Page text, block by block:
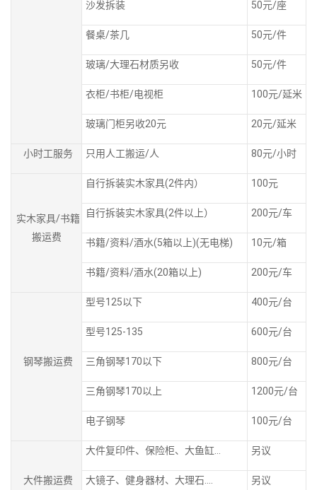
沙发拆装 50元/座
餐桌/茶几 50元/件
玻璃/大理石材质另收 50元/件
衣柜/书柜/电视柜 100元/延米
玻璃门柜另收20元 20元/延米
小时工服务 只用人工搬运/人 80元/小时
实木家具/书籍
搬运费
自行拆装实木家具(2件内） 100元
自行拆装实木家具(2件以上） 200元/车
书籍/资料/酒水(5箱以上)(无电梯) 10元/箱
书籍/资料/酒水(20箱以上) 200元/车
钢琴搬运费
型号125以下 400元/台
型号125-135 600元/台
三角钢琴170以下 800元/台
三角钢琴170以上 1200元/台
电子钢琴 100元/台
大件搬运费
大件复印件、保险柜、大鱼缸... 另议
大镜子、健身器材、大理石.... 另议